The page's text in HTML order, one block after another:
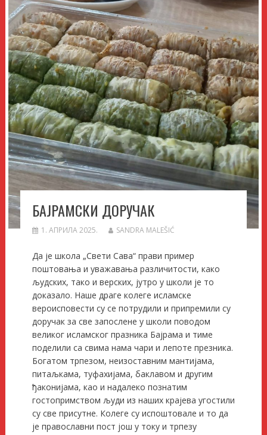
БАЈРАМСКИ ДОРУЧАК
1. АПРИЛА 2025. SANDRA MALEŠIĆ
Да је школа „Свети Сава“ прави пример
поштовања и уважавања различитости, како
људских, тако и верских, јутро у школи је то
доказало. Наше драге колеге исламске
вероисповести су се потрудили и припремили су
доручак за све запослене у школи поводом
великог исламског празника Бајрама и тиме
поделили са свима нама чари и лепоте презника.
Богатом трпезом, неизоставним мантијама,
питаљкама, туфахијама, баклавом и другим
ђаконијама, као и надалеко познатим
гостопримством људи из наших крајева угостили
су све присутне. Колеге су испоштовале и то да
је православни пост још у току и трпезу